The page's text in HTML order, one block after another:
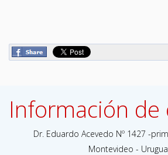
Información de
Dr. Eduardo Acevedo Nº 1427 -
Montevideo -